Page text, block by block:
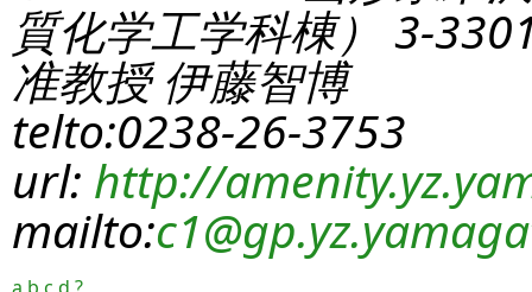
質化学工学科棟） 3-
准教授 伊藤智博
telto:0238-26-3753
url: http://
mailto:c1